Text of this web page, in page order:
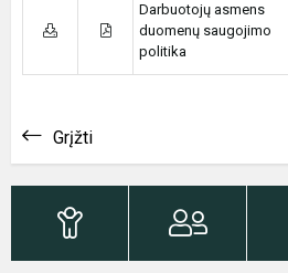
Darbuotojų asmens
duomenų saugojimo
politika
Grįžti